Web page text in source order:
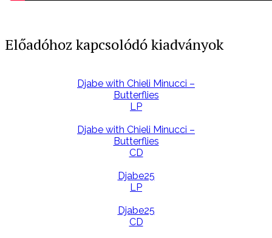
Előadóhoz kapcsolódó kiadványok
Djabe with Chieli Minucci –
Butterflies
LP
Djabe with Chieli Minucci –
Butterflies
CD
Djabe25
LP
Djabe25
CD